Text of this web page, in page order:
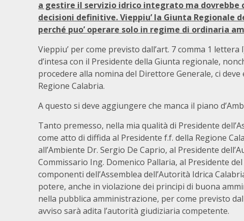
a gestire il servizio idrico integrato ma dovrebbe
decisioni definitive. Vieppiu’ la Giunta Regionale
perché puo’ operare solo in regime di ordinaria
Vieppiu’ per come previsto dall’art. 7 comma 1
d’intesa con il Presidente della Giunta regionale,
procedere alla nomina del Direttore Generale, ci
Regione Calabria.
A questo si deve aggiungere che manca il piano
Tanto premesso, nella mia qualità di Presidente
come atto di diffida al Presidente f.f. della Regione
all’Ambiente Dr. Sergio De Caprio, al Presidente
Commissario Ing. Domenico Pallaria, al Presidente
componenti dell’Assemblea dell’Autorità Idrica
potere, anche in violazione dei principi di buona
nella pubblica amministrazione, per come previsto
avviso sarà adita l’autorità giudiziaria competente.